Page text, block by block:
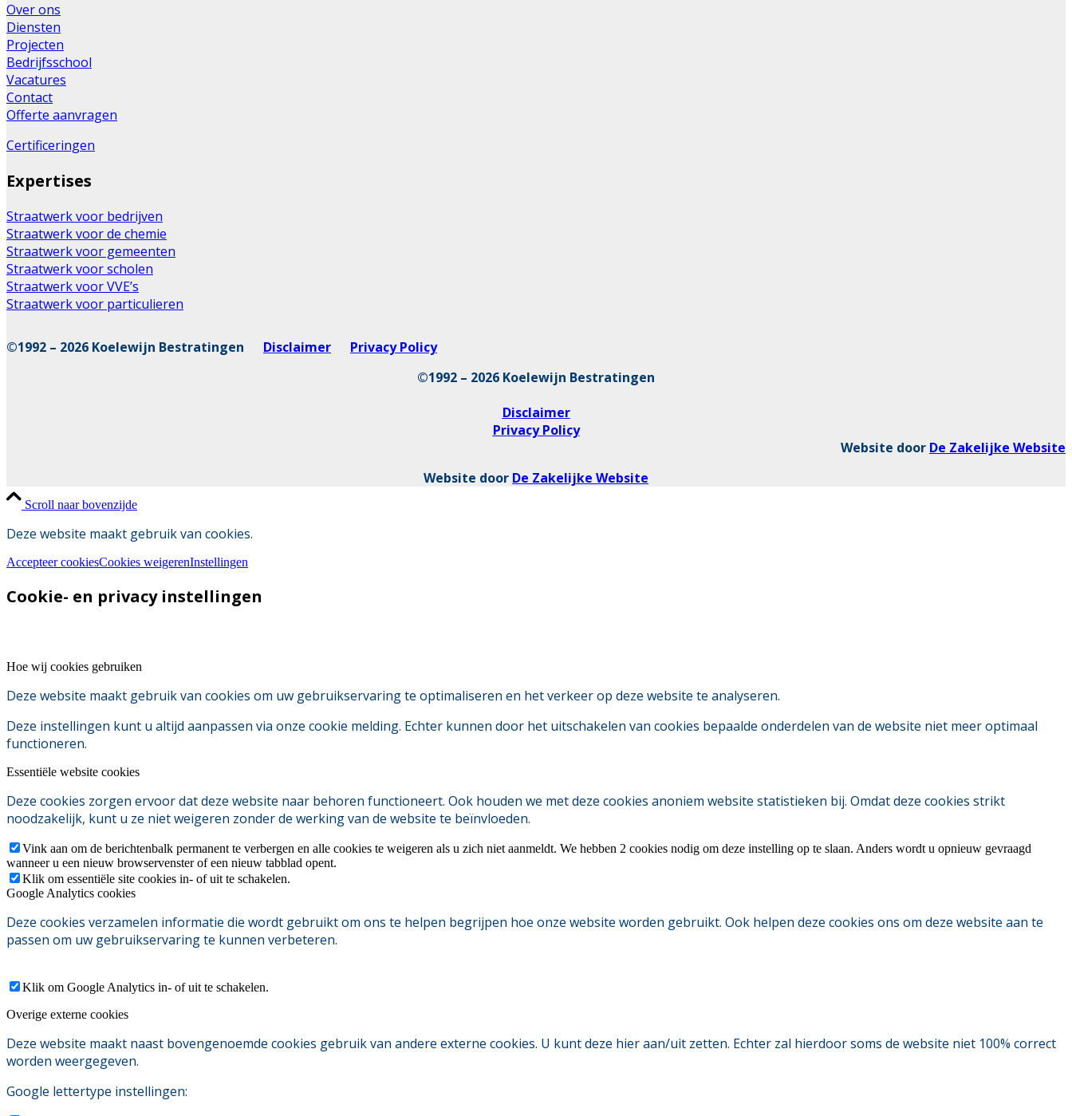
Over ons
Diensten
Projecten
Bedrijfsschool
Vacatures
Contact
Offerte aanvragen
Certificeringen
Expertises
Straatwerk voor bedrijven
Straatwerk voor de chemie
Straatwerk voor gemeenten
Straatwerk voor scholen
Straatwerk voor VVE’s
Straatwerk voor particulieren
©1992 – 2026 Koelewijn Bestratingen Disclaimer
Privacy Policy
©1992 – 2026 Koelewijn Bestratingen
Disclaimer
Privacy Policy
Website door De Zakelijke Website
Website door De Zakelijke Website
Scroll naar bovenzijde
Deze website maakt gebruik van cookies.
Accepteer cookiesCookies weigerenInstellingen
Cookie- en privacy instellingen
Hoe wij cookies gebruiken
Deze website maakt gebruik van cookies om uw gebruikservaring te optimaliseren en het verkeer op deze website te analyseren.
Deze instellingen kunt u altijd aanpassen via onze cookie melding. Echter kunnen door het uitschakelen van cookies bepaalde onderdelen van de website niet meer optimaal
functioneren.
Essentiële website cookies
Deze cookies zorgen ervoor dat deze website naar behoren functioneert. Ook houden we met deze cookies anoniem website statistieken bij. Omdat deze cookies strikt
noodzakelijk, kunt u ze niet weigeren zonder de werking van de website te beïnvloeden.
Vink aan om de berichtenbalk permanent te verbergen en alle cookies te weigeren als u zich niet aanmeldt. We hebben 2 cookies nodig om deze instelling op te slaan. Anders wordt u opnieuw gevraagd
wanneer u een nieuw browservenster of een nieuw tabblad opent.
Klik om essentiële site cookies in- of uit te schakelen.
Google Analytics cookies
Deze cookies verzamelen informatie die wordt gebruikt om ons te helpen begrijpen hoe onze website worden gebruikt. Ook helpen deze cookies ons om deze website aan te
passen om uw gebruikservaring te kunnen verbeteren.
Klik om Google Analytics in- of uit te schakelen.
Overige externe cookies
Deze website maakt naast bovengenoemde cookies gebruik van andere externe cookies. U kunt deze hier aan/uit zetten. Echter zal hierdoor soms de website niet 100% correct
worden weergegeven.
Google lettertype instellingen: